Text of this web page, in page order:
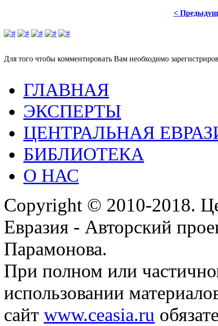
<
Для того чтобы комментировать Вам необходимо
ГЛАВНАЯ
ЭКСПЕРТЫ
ЦЕНТРАЛЬНАЯ
БИБЛИОТЕКА
О НАС
Copyright © 2010-2018.
Евразия - Авторский
Парамонова.
При полном или
использовании
сайт www.ceasia.ru